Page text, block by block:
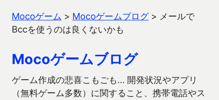
Mocoゲーム > Mocoゲームブログ> メールで
Bccを使うのは良くないかも
Mocoゲームブログ
ゲーム作成の悲喜こもごも… 開発状況やアプリ
（無料ゲーム多数）に関すること、携帯電話やス